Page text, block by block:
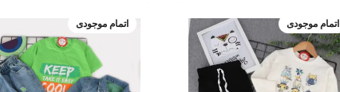
اتمام موجودی اتمام موجودی